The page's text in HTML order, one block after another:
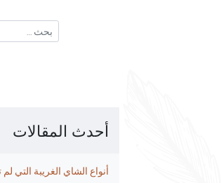
البحث
عن:
أحدث المقالات
أنواع الشاي الغريبة التي